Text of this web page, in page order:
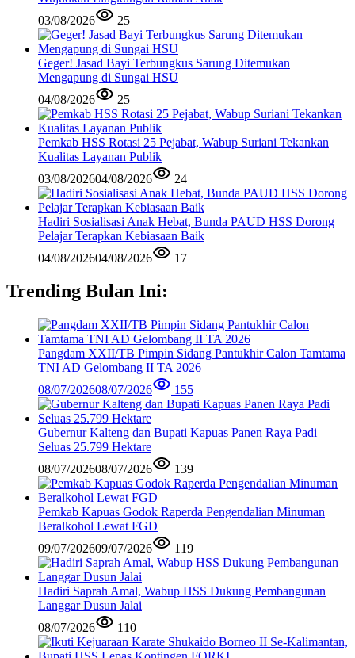
03/08/2026
25
Geger! Jasad Bayi Terbungkus Sarung Ditemukan
Mengapung di Sungai HSU
04/08/2026
25
Pemkab HSS Rotasi 25 Pejabat, Wabup Suriani Tekankan
Kualitas Layanan Publik
03/08/202604/08/2026 24
Hadiri Sosialisasi Anak Hebat, Bunda PAUD HSS Dorong
Pelajar Terapkan Kebiasaan Baik
04/08/202604/08/2026 17
Trending Bulan Ini:
Pangdam XXII/TB Pimpin Sidang Pantukhir Calon Tamtama
TNI AD Gelombang II TA 2026
08/07/202608/07/2026 155
Gubernur Kalteng dan Bupati Kapuas Panen Raya Padi
Seluas 25.799 Hektare
08/07/202608/07/2026 139
Pemkab Kapuas Godok Raperda Pengendalian Minuman
Beralkohol Lewat FGD
09/07/202609/07/2026 119
Hadiri Saprah Amal, Wabup HSS Dukung Pembangunan
Langgar Dusun Jalai
08/07/2026
110